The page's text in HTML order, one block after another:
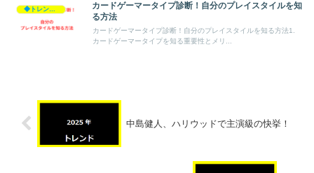
カードゲーマータイプ診断！自分のプレイスタイルを知
る方法
カードゲーマータイプ診断！自分のプレイスタイルを知る方法1.
カードゲーマータイプを知る重要性とメリ...
中島健人、ハリウッドで主演級の快挙！